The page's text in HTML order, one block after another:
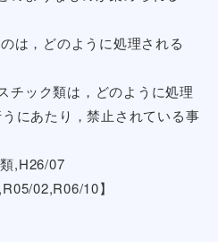
は，どのように処理される
チック類は，どのように処理
にあたり，禁止されている事
,H26/07
02,R06/10】